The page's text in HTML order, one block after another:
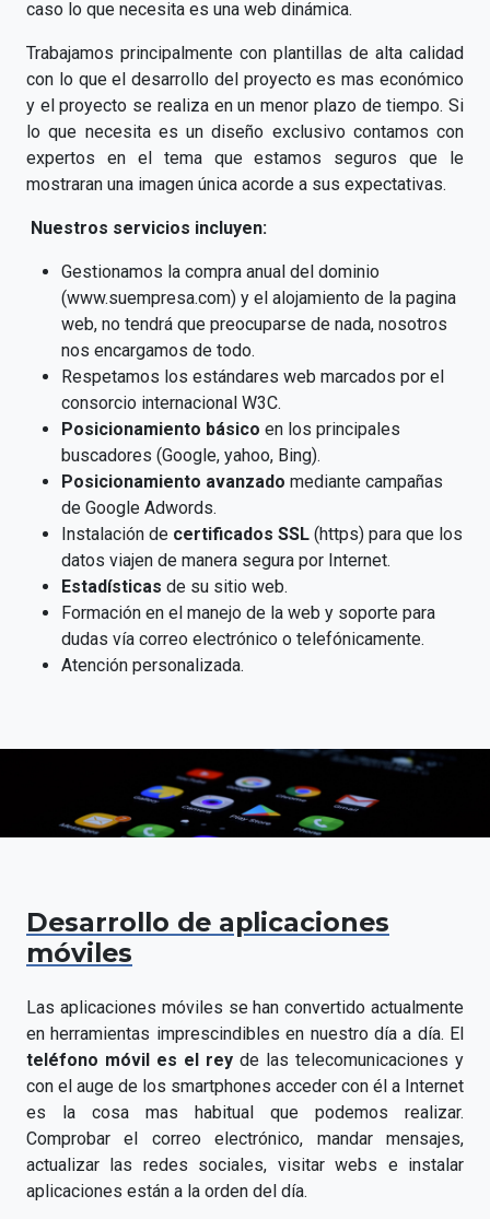
caso lo que necesita es una web dinámica.
Trabajamos principalmente con plantillas de alta calidad
con lo que el desarrollo del proyecto es mas económico
y el proyecto se realiza en un menor plazo de tiempo. Si
lo que necesita es un diseño exclusivo contamos con
expertos en el tema que estamos seguros que le
mostraran una imagen única acorde a sus expectativas.
Nuestros servicios incluyen:
Gestionamos la compra anual del dominio
(www.suempresa.com) y el alojamiento de la pagina
web, no tendrá que preocuparse de nada, nosotros
nos encargamos de todo.
Respetamos los estándares web marcados por el
consorcio internacional W3C.
Posicionamiento básico en los principales
buscadores (Google, yahoo, Bing).
Posicionamiento avanzado mediante campañas
de Google Adwords.
Instalación de certificados SSL (https) para que los
datos viajen de manera segura por Internet.
Estadísticas de su sitio web.
Formación en el manejo de la web y soporte para
dudas vía correo electrónico o telefónicamente.
Atención personalizada.
Desarrollo de aplicaciones
móviles
Las aplicaciones móviles se han convertido actualmente
en herramientas imprescindibles en nuestro día a día. El
teléfono móvil es el rey de las telecomunicaciones y
con el auge de los smartphones acceder con él a Internet
es la cosa mas habitual que podemos realizar.
Comprobar el correo electrónico, mandar mensajes,
actualizar las redes sociales, visitar webs e instalar
aplicaciones están a la orden del día.